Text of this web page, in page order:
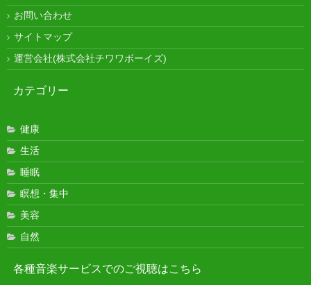
お問い合わせ
サイトマップ
運営会社(株式会社チワワボーイズ)
カテゴリー
健康
生活
睡眠
瞑想・集中
美容
自然
各種音楽サービスでのご視聴はこちら